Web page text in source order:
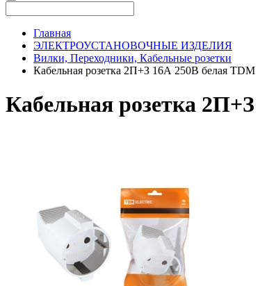
Главная
ЭЛЕКТРОУСТАНОВОЧНЫЕ ИЗДЕЛИЯ
Вилки, Переходники, Кабельные розетки
Кабельная розетка 2П+З 16А 250B белая TDM
Кабельная розетка